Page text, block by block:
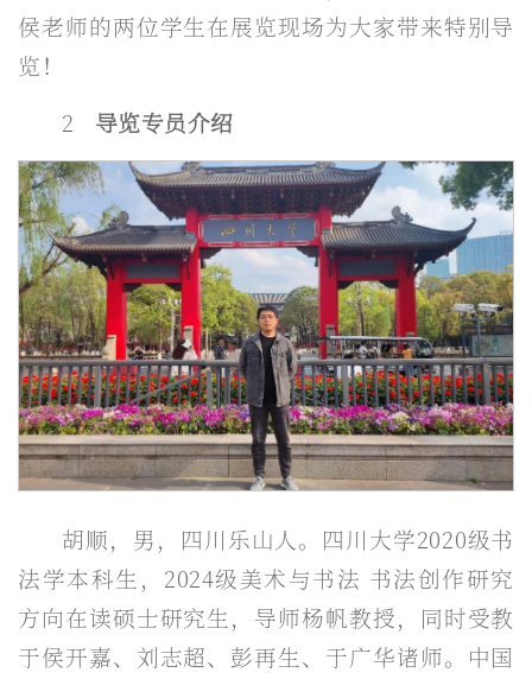
侯老师的两位学生在展览现场为大家带来特别导
览！
2 导览专员介绍
胡顺，男，四川乐山人。四川大学2020级书
法学本科生，2024级美术与书法 书法创作研究
方向在读硕士研究生，导师杨帆教授，同时受教
于侯开嘉、刘志超、彭再生、于广华诸师。中国